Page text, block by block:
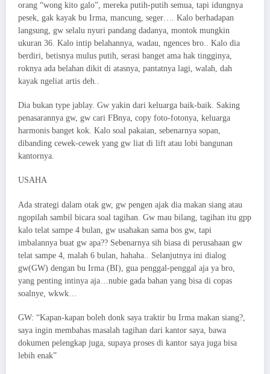
orang “wong kito galo”, mereka putih-putih semua, tapi idungnya
pesek, gak kayak bu Irma, mancung, seger…. Kalo berhadapan
langsung, gw selalu nyuri pandang dadanya, montok mungkin
ukuran 36. Kalo intip belahannya, wadau, ngences bro.. Kalo dia
berdiri, betisnya mulus putih, serasi banget ama hak tingginya,
roknya ada belahan dikit di atasnya, pantatnya lagi, walah, dah
kayak ngeliat artis deh..
Dia bukan type jablay. Gw yakin dari keluarga baik-baik. Saking
penasarannya gw, gw cari FBnya, copy foto-fotonya, keluarga
harmonis banget kok. Kalo soal pakaian, sebenarnya sopan,
dibanding cewek-cewek yang gw liat di lift atau lobi bangunan
kantornya.
USAHA​
Ada strategi dalam otak gw, gw pengen ajak dia makan siang atau
ngopilah sambil bicara soal tagihan. Gw mau bilang, tagihan itu gpp
kalo telat sampe 4 bulan, gw usahakan sama bos gw, tapi
imbalannya buat gw apa?? Sebenarnya sih biasa di perusahaan gw
telat sampe 4, malah 6 bulan, hahaha.. Selanjutnya ini dialog
gw(GW) dengan bu Irma (BI), gua penggal-penggal aja ya bro,
yang penting intinya aja…nubie gada bahan yang bisa di copas
soalnye, wkwk…
GW: “Kapan-kapan boleh donk saya traktir bu Irma makan siang?,
saya ingin membahas masalah tagihan dari kantor saya, bawa
dokumen pelengkap juga, supaya proses di kantor saya juga bisa
lebih enak”